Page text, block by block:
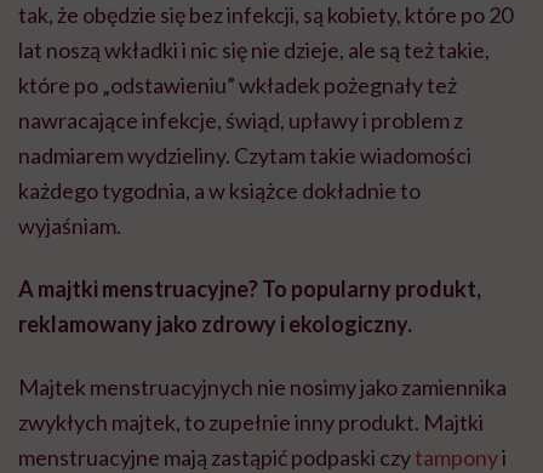
tak, że obędzie się bez infekcji, są kobiety, które po 20
lat noszą wkładki i nic się nie dzieje, ale są też takie,
które po „odstawieniu” wkładek pożegnały też
nawracające infekcje, świąd, upławy i problem z
nadmiarem wydzieliny. Czytam takie wiadomości
każdego tygodnia, a w książce dokładnie to
wyjaśniam.
A majtki menstruacyjne? To popularny produkt,
reklamowany jako zdrowy i ekologiczny.
Majtek menstruacyjnych nie nosimy jako zamiennika
zwykłych majtek, to zupełnie inny produkt. Majtki
menstruacyjne mają zastąpić podpaski czytamponyi